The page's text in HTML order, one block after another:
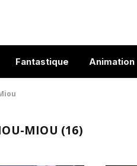
Fantastique Animation
MIOU (16)